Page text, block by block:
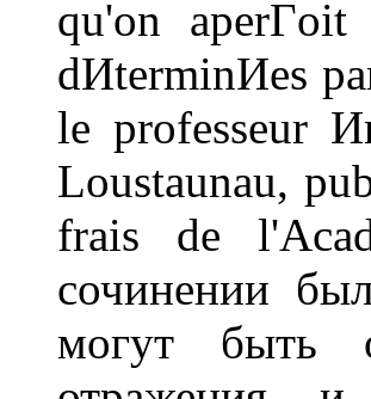
qu'on
dИterminИes
le professeur
Loustaunau,
frais de
сочинении
могут быть